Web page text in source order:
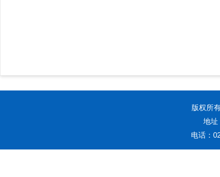
版权所
地址
电话：